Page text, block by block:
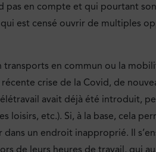
pas en compte et qui pourtant
est censé ouvrir de multiples
en commun ou la
crise de la Covid, de
avait déjà été introduit,
etc.). Si, à la base, cela
un endroit inapproprié. Il
de leurs heures de travail, qui